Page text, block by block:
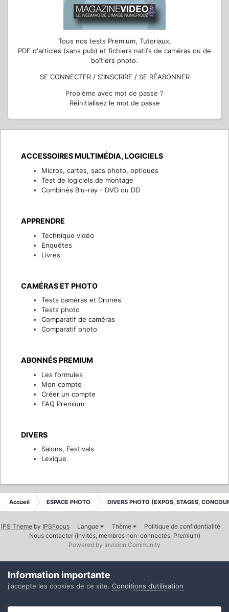
Tous nos tests Premium, Tutoriaux,
PDF d'articles (sans pub) et fichiers natifs de caméras ou de
boîtiers photo.
SE CONNECTER / S'INSCRIRE / SE RÉABONNER
Problème avec mot de passe ?
Réinitialisez le mot de passe
ACCESSOIRES MULTIMÉDIA, LOGICIELS
Micros, cartes, sacs photo, optiques
Test de logiciels de montage
Combinés Blu-ray - DVD ou DD
APPRENDRE
Technique vidéo
Enquêtes
Livres
CAMÉRAS ET PHOTO
Tests caméras et Drones
Tests photo
Comparatif de caméras
Comparatif photo
ABONNÉS PREMIUM
Les formules
Mon compte
Créer un compte
FAQ Premium
DIVERS
Salons, Festivals
Lexique
Accueil ESPACE PHOTO DIVERS PHOTO (EXPOS, STAGES,
IPS Theme by IPSFocus Langue Thème
Politique de confidentialité
Nous contacter (invités, membres non-connectés, Premium)
Powered by Invision Community
Information importante
j'accepte les cookies de ce site. Conditions d’utilisation